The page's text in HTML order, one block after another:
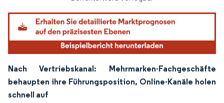
Nach Vertriebskanal: Mehrmarken-Fachgeschäfte
behaupten ihre Führungsposition, Online-Kanäle holen
schnell auf